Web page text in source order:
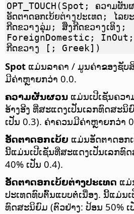
OPT_TOUCH(Spot; ຄວາມຜັ
ອັດຕາດອກເບ້ຍຕ່າງປະເທດ; ໄລ
ກີດຂວາງລຸ່ມ; ສິ່ງກີດຂວາງເທິງ;
ForeignDomestic; InOut;
ກີດຂວາງ [; Greek])
Spot ແມ່ນລາຄາ / ມູນຄ່າຂອງຊັບ
ມີຄ່າຫຼາຍກວ່າ 0.0.
ຄວາມຜັນຜວນ ແມ່ນເປີເຊັນຄວ
ອ້າງອີງ ທີ່ສະແດງເປັນເລກທົດສະນິ
ເປັນ 0.3). ຄ່າຄວນມີຄ່າຫຼາຍກວ່າ
ອັດຕາດອກເບ້ຍ ແມ່ນອັດຕາດອກ
ນີ້ແມ່ນເປີເຊັນທີ່ສະແດງເປັນເລກທົ
40% ເປັນ 0.4).
ອັດຕາດອກເບ້ຍຕ່າງປະເທດ ແມ່
ປະເທດທົບຕົ້ນແບບຕໍ່ເນື່ອງ. ນີ້ແມ່ນ
ທົດສະນິຍົມ (ຕົວຢ່າງ: ປ້ອນ 50% ເ